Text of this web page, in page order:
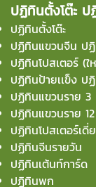
ปฏิทินตั้งโต๊ะ ป
ปฏิทินตั้งโต๊ะ
ปฏิทินแขวนจีน ป
ปฏิทินโปสเตอร์ (
ปฏิทินป้ายเเข็ง ป
ปฏิทินแขวนราย 3
ปฏิทินแขวนราย
ปฏิทินโปสเตอร์เดี่
ปฏิทินจีนรายวัน
ปฏิทินเต้นท์การ์ด
ปฏิทินพก